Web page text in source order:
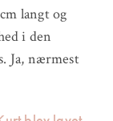
langt og
i den
Ja, nærmest